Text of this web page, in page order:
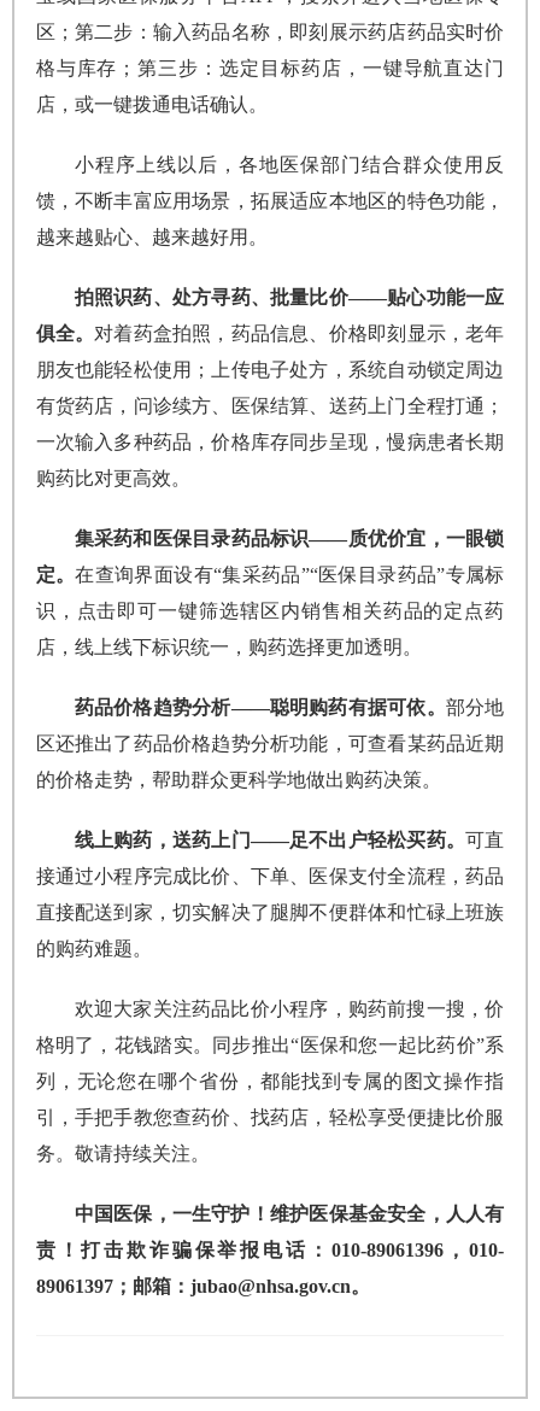
区；第二步：输入药品名称，即刻展示药店药品实时价
格与库存；第三步：选定目标药店，一键导航直达门
店，或一键拨通电话确认。
小程序上线以后，各地医保部门结合群众使用反
馈，不断丰富应用场景，拓展适应本地区的特色功能，
越来越贴心、越来越好用。
拍照识药、处方寻药、批量比价——贴心功能一应
俱全。 对着药盒拍照，药品信息、价格即刻显示，老年
朋友也能轻松使用；上传电子处方，系统自动锁定周边
有货药店，问诊续方、医保结算、送药上门全程打通；
一次输入多种药品，价格库存同步呈现，慢病患者长期
购药比对更高效。
集采药和医保目录药品标识——质优价宜，一眼锁
定。在查询界面设有“集采药品”“医保目录药品”专属标
识，点击即可一键筛选辖区内销售相关药品的定点药
店，线上线下标识统一，购药选择更加透明。
药品价格趋势分析——聪明购药有据可依。 部分地
区还推出了药品价格趋势分析功能，可查看某药品近期
的价格走势，帮助群众更科学地做出购药决策。
线上购药，送药上门——足不出户轻松买药。可直
接通过小程序完成比价、下单、医保支付全流程，药品
直接配送到家，切实解决了腿脚不便群体和忙碌上班族
的购药难题。
欢迎大家关注药品比价小程序，购药前搜一搜，价
格明了，花钱踏实。同步推出“医保和您一起比药价”系
列，无论您在哪个省份，都能找到专属的图文操作指
引，手把手教您查药价、找药店，轻松享受便捷比价服
务。敬请持续关注。
中国医保，一生守护！维护医保基金安全，人人有
责！打击欺诈骗保举报电话：010-89061396，010-
89061397；邮箱：jubao@nhsa.gov.cn。